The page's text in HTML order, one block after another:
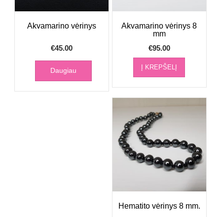
Akvamarino vėrinys
€45.00
Daugiau
Akvamarino vėrinys 8
mm
€95.00
Į KREPŠELĮ
Hematito vėrinys 8 mm.